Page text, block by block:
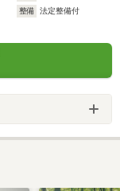
整備
法定整備付